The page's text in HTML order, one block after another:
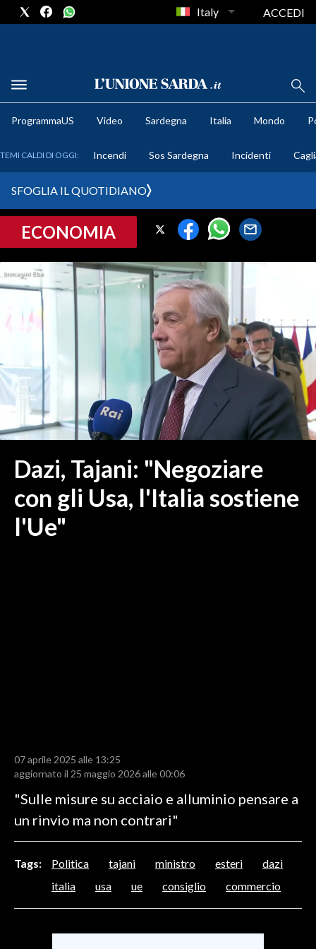
METEO
CRONACA SARDEGNA
PROVINCIA DI CAGLIARI
SULCIS IGLESIENTE
MEDIO CAMPIDANO
SASSARI E PROVINCIA
GALLURA
NUORO E PROVINCIA
OGLIASTRA
ITALIA
MONDO
RISULTATI E CLASSIFICHE
CALCIO REGIONALE
BASKET
MOTORI
ALTRI SPORT
Italy ACCEDI
ProgrammaUS Video Sardegna Italia Mondo
TEMI CALDI DI OGGI: Incendi Sos Sardegna Incidenti
SFOGLIA IL QUOTIDIANO
ECONOMIA
Dazi, Tajani: "Negoziare
con gli Usa, l'Italia sostiene
l'Ue"
07 aprile 2025 alle 13:25
aggiornato il 25 maggio 2026 alle 00:06
"Sulle misure su acciaio e alluminio pensare a
un rinvio ma non contrari"
Tags: Politica tajani ministro esteri
dazi
italia
usa ue consiglio commercio